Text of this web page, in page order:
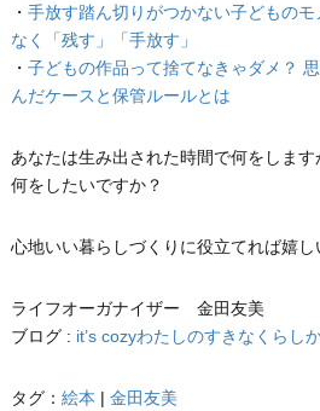
・ 手放す踏ん切りがつかない子どもの
なく「残す」「手放す」
・ 子どもの作品って捨てなきゃダメ？
んだケースと保管ルールとは
あなたは生み出された時間で何をします
何をしたいですか？
心地いい暮らしづくりに役立てれば嬉し
ライフオーガナイザー 金田友美
ブログ : it’s cozyわたしのすきなくらし
タグ： 絵本 | 金田友美